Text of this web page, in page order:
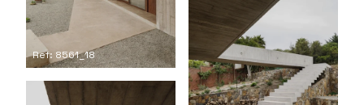
Ref: 8561_18